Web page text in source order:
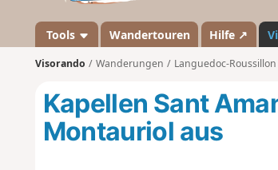
Tools Wandertouren Hilfe ↗
Visorando Wanderungen Languedoc-Roussillon
Kapellen Sant
Montauriol aus